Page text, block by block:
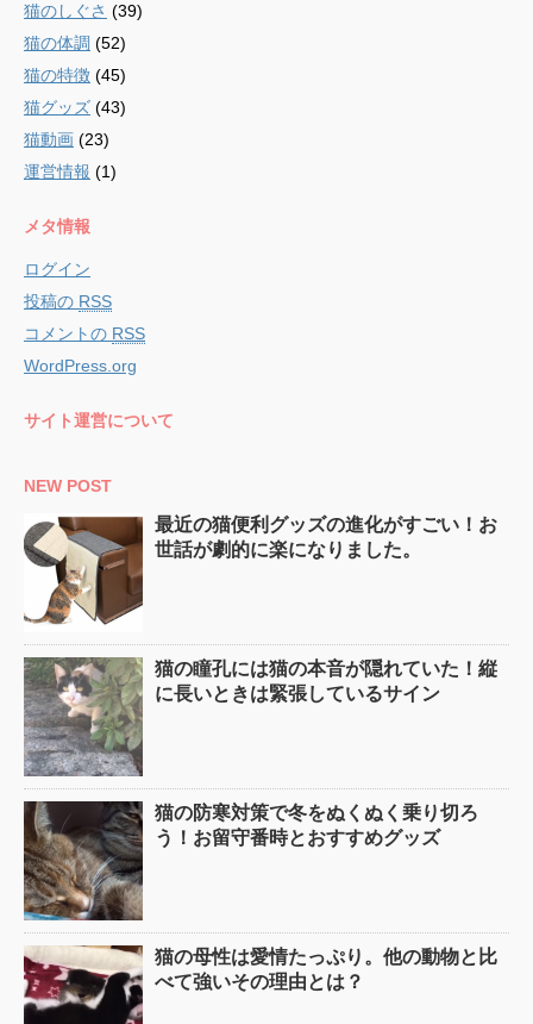
猫のしぐさ (39)
猫の体調 (52)
猫の特徴 (45)
猫グッズ (43)
猫動画 (23)
運営情報 (1)
メタ情報
ログイン
投稿の RSS
コメントの RSS
WordPress.org
サイト運営について
NEW POST
最近の猫便利グッズの進化がすごい！お
世話が劇的に楽になりました。
猫の瞳孔には猫の本音が隠れていた！縦
に長いときは緊張しているサイン
猫の防寒対策で冬をぬくぬく乗り切ろ
う！お留守番時とおすすめグッズ
猫の母性は愛情たっぷり。他の動物と比
べて強いその理由とは？